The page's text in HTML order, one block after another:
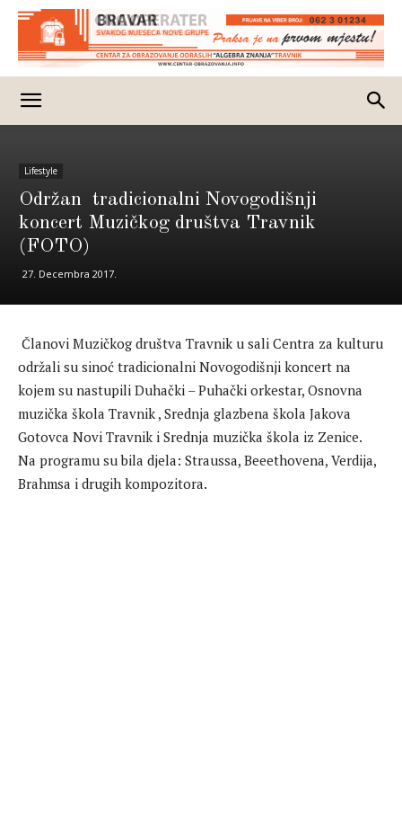
Lifestyle
Održan tradicionalni Novogodišnji
koncert Muzičkog društva Travnik
(FOTO)
27. Decembra 2017.
Članovi Muzičkog društva Travnik u sali Centra za kulturu
održali su sinoć tradicionalni Novogodišnji koncert na
kojem su nastupili Duhački – Puhački orkestar, Osnovna
muzička škola Travnik , Srednja glazbena škola Jakova
Gotovca Novi Travnik i Srednja muzička škola iz Zenice.
Na programu su bila djela: Straussa, Beeethovena, Verdija,
Brahmsa i drugih kompozitora.